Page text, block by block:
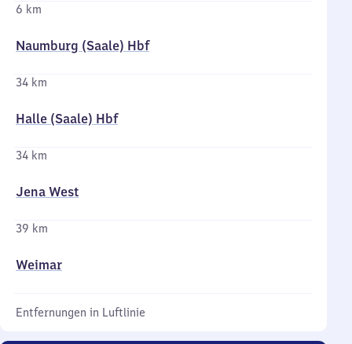
6 km
Naumburg (Saale) Hbf
34 km
Halle (Saale) Hbf
34 km
Jena West
39 km
Weimar
Entfernungen in Luftlinie